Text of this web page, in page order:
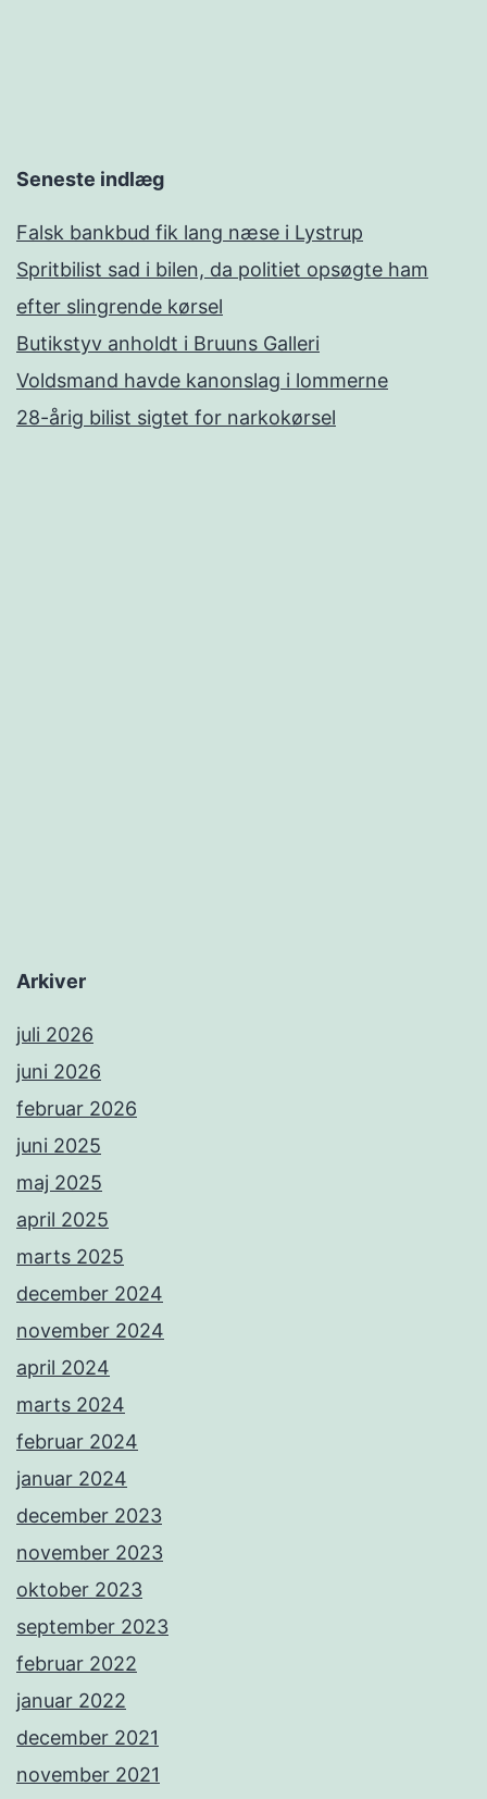
Seneste indlæg
Falsk bankbud fik lang næse i Lystrup
Spritbilist sad i bilen, da politiet opsøgte ham
efter slingrende kørsel
Butikstyv anholdt i Bruuns Galleri
Voldsmand havde kanonslag i lommerne
28-årig bilist sigtet for narkokørsel
Arkiver
juli 2026
juni 2026
februar 2026
juni 2025
maj 2025
april 2025
marts 2025
december 2024
november 2024
april 2024
marts 2024
februar 2024
januar 2024
december 2023
november 2023
oktober 2023
september 2023
februar 2022
januar 2022
december 2021
november 2021